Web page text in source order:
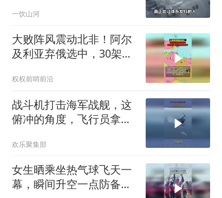
一饮山河
大败阵风震动北非！阿尔
及利亚弃俄选中，30架歼
权权前哨前沿
战斗机打击海军战舰，这
俯冲的角度，飞行员拿命
欢乐聚集部
女生晒乘坐热气球飞天一
幕，瞬间升空一点防备都